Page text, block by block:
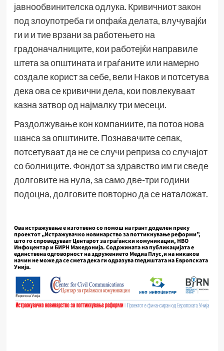
јавнообвинителска одлука. Кривичниот закон
под злоупотреба ги опфаќа делата, влучувајќи
ги и и тие врзани за работењето на
градоначалниците, кои работејќи направиле
штета за општината и граѓаните или намерно
создале корист за себе, вели Наков и потсетува
дека ова се кривични дела, кои повлекуваат
казна затвор од најмалку три месеци.
Раздолжување кон компаниите, па потоа нова
шанса за општините. Познавачите сепак,
потсетуваат да не се случи реприза со случајот
со болниците. Фондот за здравство им ги сведе
долговите на нула, за само две-три години
подоцна, долговите повторно да се наталожат.
Оваистражување е изготвено сопомош на грант доделенпреку
проектот „Истражувачко новинарство за поттикнување реформи”,
што го спроведуваат Центарот за граѓански комуникации, НВО
Инфоцентар и БИРН Македонија. Содржината на публикацијата е
единствена одговорност на здружението Медиа Плус,и на никаков
начин не може да се смета дека ги одразува гледиштата на Европската
Унија.